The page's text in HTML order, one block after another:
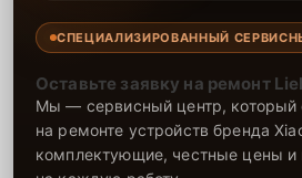
СПЕЦИАЛИЗИРОВАННЫЙ
Оставьте заявку на ремонт
Мы — сервисный центр, который
на ремонте устройств бренда
комплектующие, честные цены и